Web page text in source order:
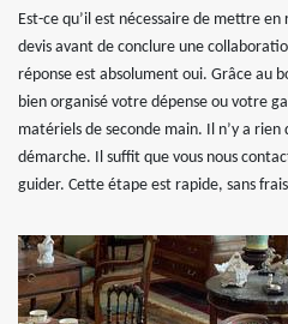
Est-ce qu’il est nécessaire de mettre
devis avant de conclure une
réponse est absolument oui. Grâce au
bien organisé votre dépense ou votre
matériels de seconde main. Il n’y a
démarche. Il suffit que vous nous
guider. Cette étape est rapide, sans